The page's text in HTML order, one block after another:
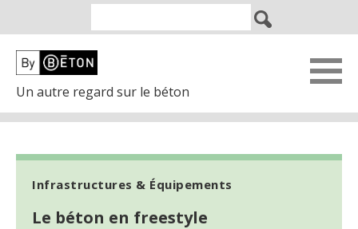
Un autre regard sur le béton
Infrastructures & Équipements
Le béton en freestyle